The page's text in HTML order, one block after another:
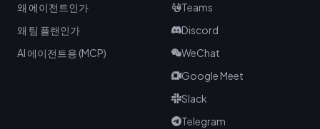
왜 에이전트인가
왜 팀 플랜인가
AI 에이전트용 (MCP)
Teams
Discord
WeChat
Google Meet
Slack
Telegram